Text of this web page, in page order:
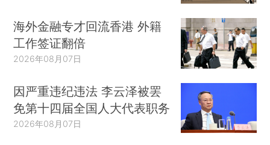
海外金融专才回流香港 外籍
工作签证翻倍
2026年08月07日
因严重违纪违法 李云泽被罢
免第十四届全国人大代表职务
2026年08月07日